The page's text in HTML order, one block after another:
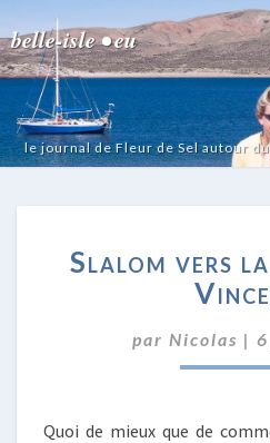
belle-isle • eu
le journal de Fleur de Sel autour
LA
DE
Slalom vers
par Nicolas |
Quoi de mieux que de